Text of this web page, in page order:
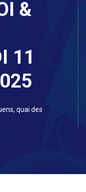
&
11
quai des